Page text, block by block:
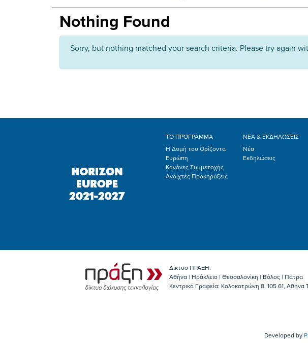
Nothing Found
Sorry, but nothing matched your search criteria. Please try again
ΤΟ ΠΡΟΓΡΑΜΜΑ
Η Δομή του Ορίζοντα
Ευρώπη
Κανόνες Συμμετοχής
Ανοιχτές Προκηρύξεις
ΝΕΑ & ΕΚΔΗΛΩΣΕΙΣ
Νέα
Εκδηλώσεις
Δίκτυο ΠΡΑΞΗ:
Αθήνα | Ηράκλειο | Θεσσαλονίκη | Βόλος | Πάτρα
Κεντρικά Γραφεία: Kολοκοτρώνη 8, 105 61, Αθήνα
Developed by